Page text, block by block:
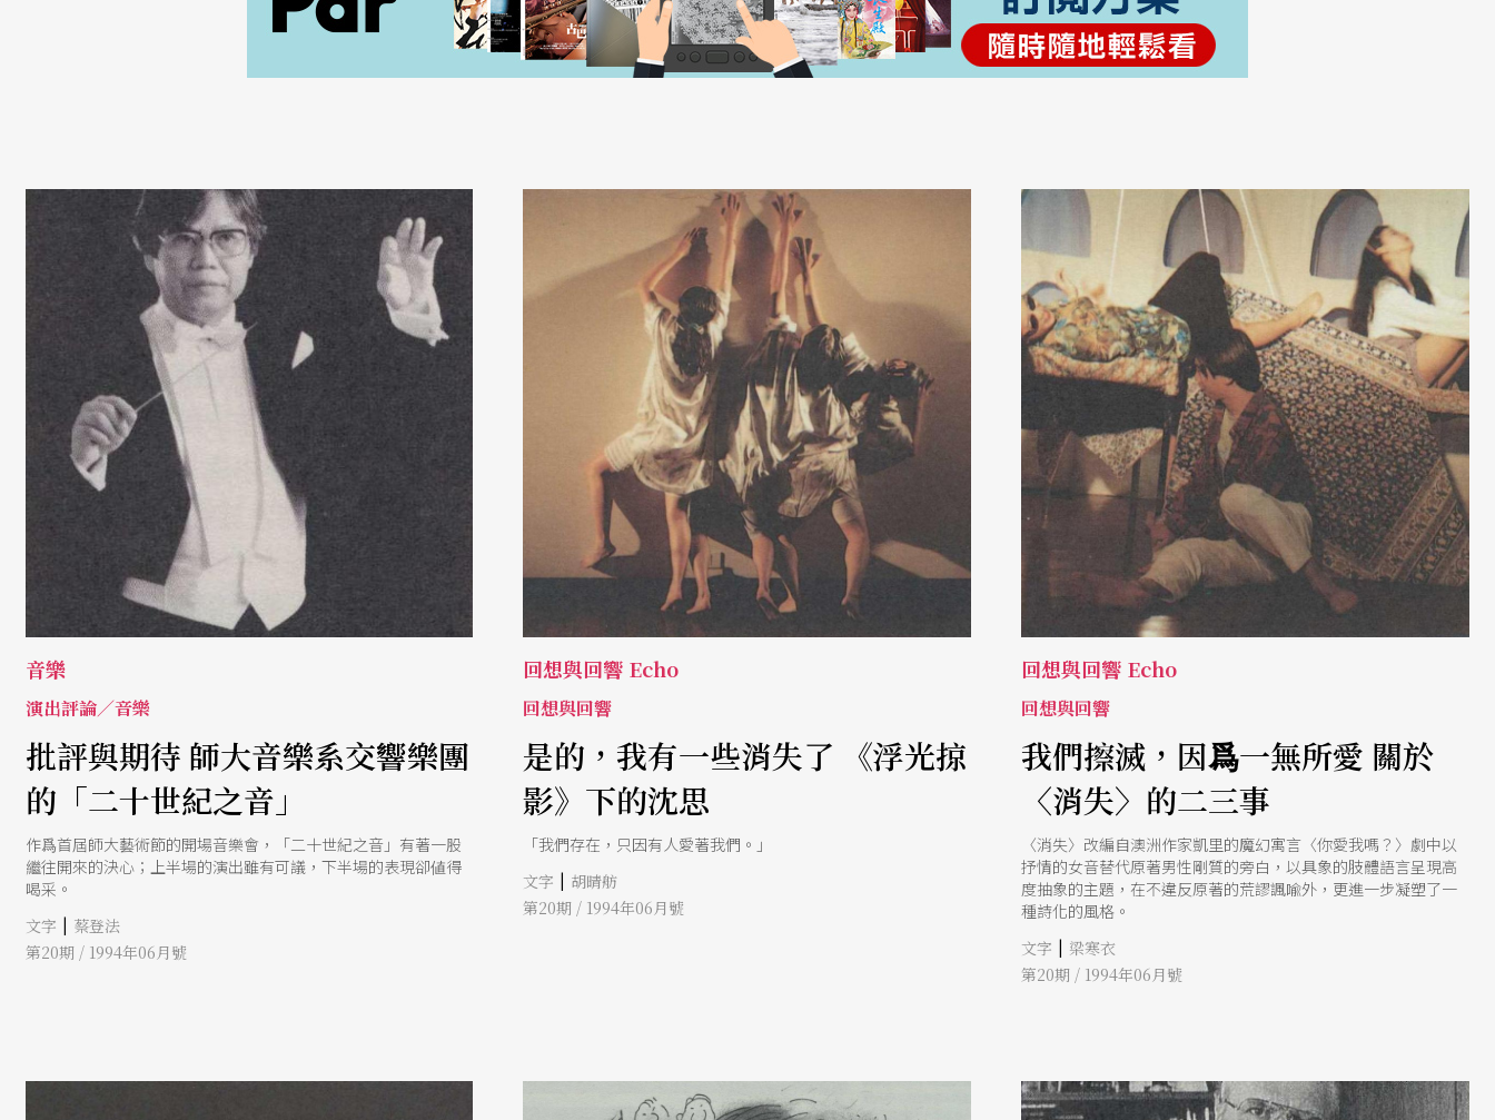
音樂
演出評論／音樂
批評與期待 師大音樂系交響樂團
的「二十世紀之音」
作爲首屆師大藝術節的開場音樂會，「二十世紀之音」有著一股
繼往開來的決心；上半場的演出雖有可議，下半場的表現卻値得
喝采。
文字 | 蔡登法
第20期 / 1994年06月號
回想與回響 Echo
回想與回響
是的，我有一些消失了 《浮光掠
影》下的沈思
「我們存在，只因有人愛著我們。」
文字 | 胡晴舫
第20期 / 1994年06月號
回想與回響 Echo
回想與回響
我們擦滅，因爲一無所愛 關於
〈消失〉的二三事
〈消失〉改編自澳洲作家凱里的魔幻寓言〈你愛我嗎？〉劇中以
抒情的女音替代原著男性剛質的旁白，以具象的肢體語言呈現高
度抽象的主題，在不違反原著的荒謬諷喩外，更進一步凝塑了一
種詩化的風格。
文字 | 梁寒衣
第20期 / 1994年06月號